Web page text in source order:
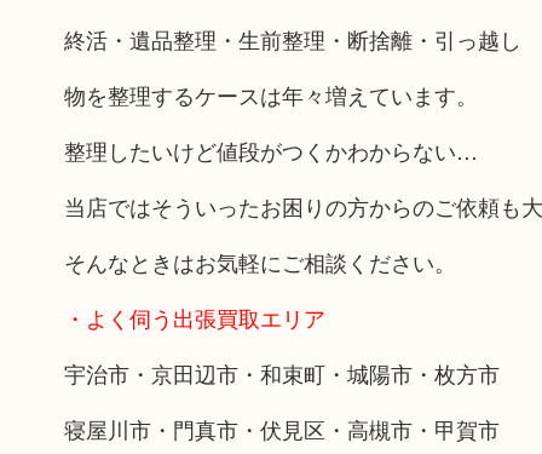
終活・遺品整理・生前整理・断捨離・引っ越し
物を整理するケースは年々増えています。
整理したいけど値段がつくかわからない…
当店ではそういったお困りの方からのご依頼も大
そんなときはお気軽にご相談ください。
・よく伺う出張買取エリア
宇治市・京田辺市・和束町・城陽市・枚方市
寝屋川市・門真市・伏見区・高槻市・甲賀市